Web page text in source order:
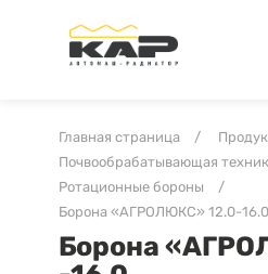
Главная страница /
Почвообрабатывающая
Ротационные бороны
/
Борона «АГРОЛЮКС» 12.0-16.0
Борона